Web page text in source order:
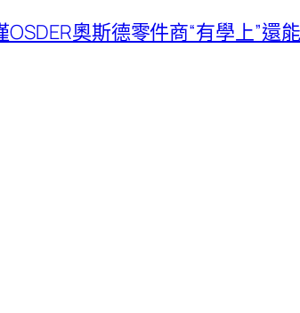
OSDER奧斯德零件商“有學上”還